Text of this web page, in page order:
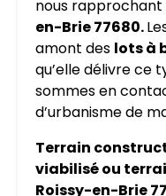
nous rapprochant
en-Brie 77680.
amont des lots à
qu’elle délivre ce
sommes en
d’urbanisme de
Terrain
viabilisé ou
Roissy-en-Brie